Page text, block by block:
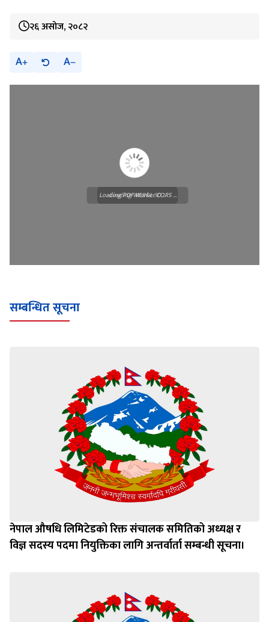
२६ असोज, २०८२
A A
Loading WEBGL 3D ...
Loading PDF Worker CORS ...
सम्बन्धित सूचना
नेपाल औषधि लिमिटेडको रिक्त संचालक समितिको अध्यक्ष र
विज्ञ सदस्य पदमा नियुक्तिका लागि अन्तर्वार्ता सम्बन्धी सूचना।